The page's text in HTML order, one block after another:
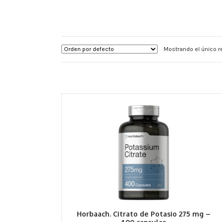
Mostrando el único
Horbaach. Citrato de Potasio 275 mg –